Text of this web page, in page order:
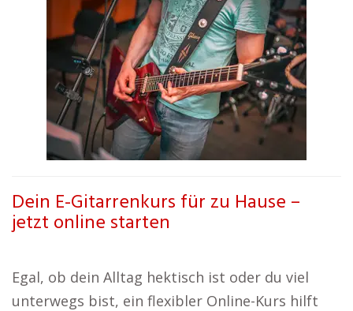
Dein E-Gitarrenkurs für zu Hause –
jetzt online starten
Egal, ob dein Alltag hektisch ist oder du viel
unterwegs bist, ein flexibler Online-Kurs hilft